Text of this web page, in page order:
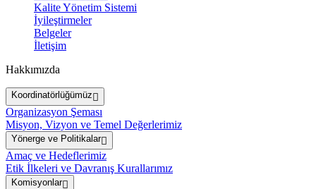
Kalite Yönetim Sistemi
İyileştirmeler
Belgeler
İletişim
Hakkımızda
Koordinatörlüğümüz
Organizasyon Şeması
Misyon, Vizyon ve Temel Değerlerimiz
Yönerge ve Politikalar
Amaç ve Hedeflerimiz
Etik İlkeleri ve Davranış Kurallarımız
Komisyonlar